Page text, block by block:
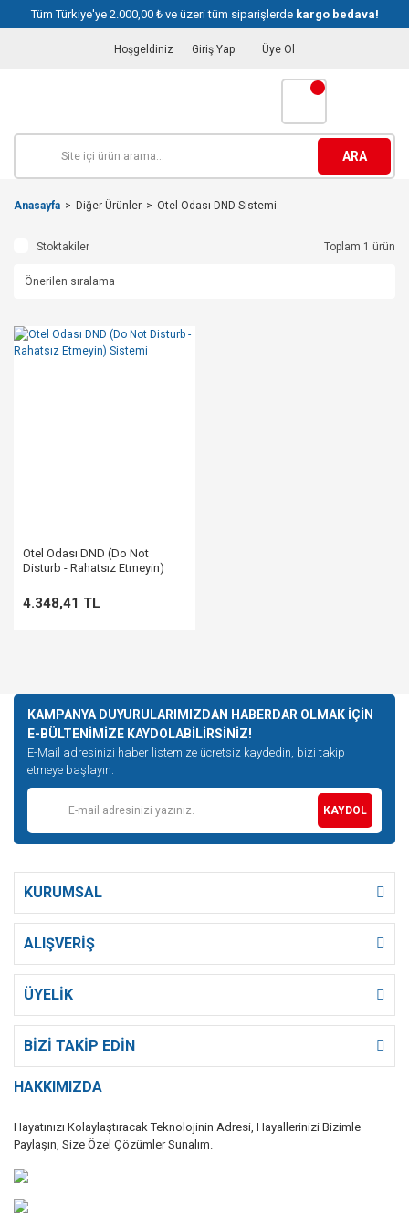
Tüm Türkiye'ye 2.000,00 ₺ ve üzeri tüm siparişlerde kargo bedava!
Hoşgeldiniz Giriş Yap Üye Ol
ARA
Anasayfa Diğer Ürünler Otel Odası DND Sistemi
Stoktakiler Toplam 1 ürün
Otel Odası DND (Do Not
Disturb - Rahatsız Etmeyin)
4.348,41 TL
KAMPANYA DUYURULARIMIZDAN HABERDAR OLMAK İÇİN
E-BÜLTENİMİZE KAYDOLABİLİRSİNİZ!
E-Mail adresinizi haber listemize ücretsiz kaydedin, bizi takip
etmeye başlayın.
KAYDOL
KURUMSAL
ALIŞVERİŞ
ÜYELİK
BİZİ TAKİP EDİN
HAKKIMIZDA
Hayatınızı Kolaylaştıracak Teknolojinin Adresi, Hayallerinizi Bizimle
Paylaşın, Size Özel Çözümler Sunalım.